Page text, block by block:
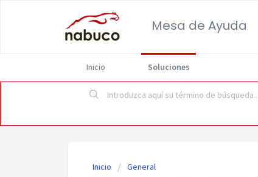
Mesa de Ayuda
Inicio Soluciones
Inicio General